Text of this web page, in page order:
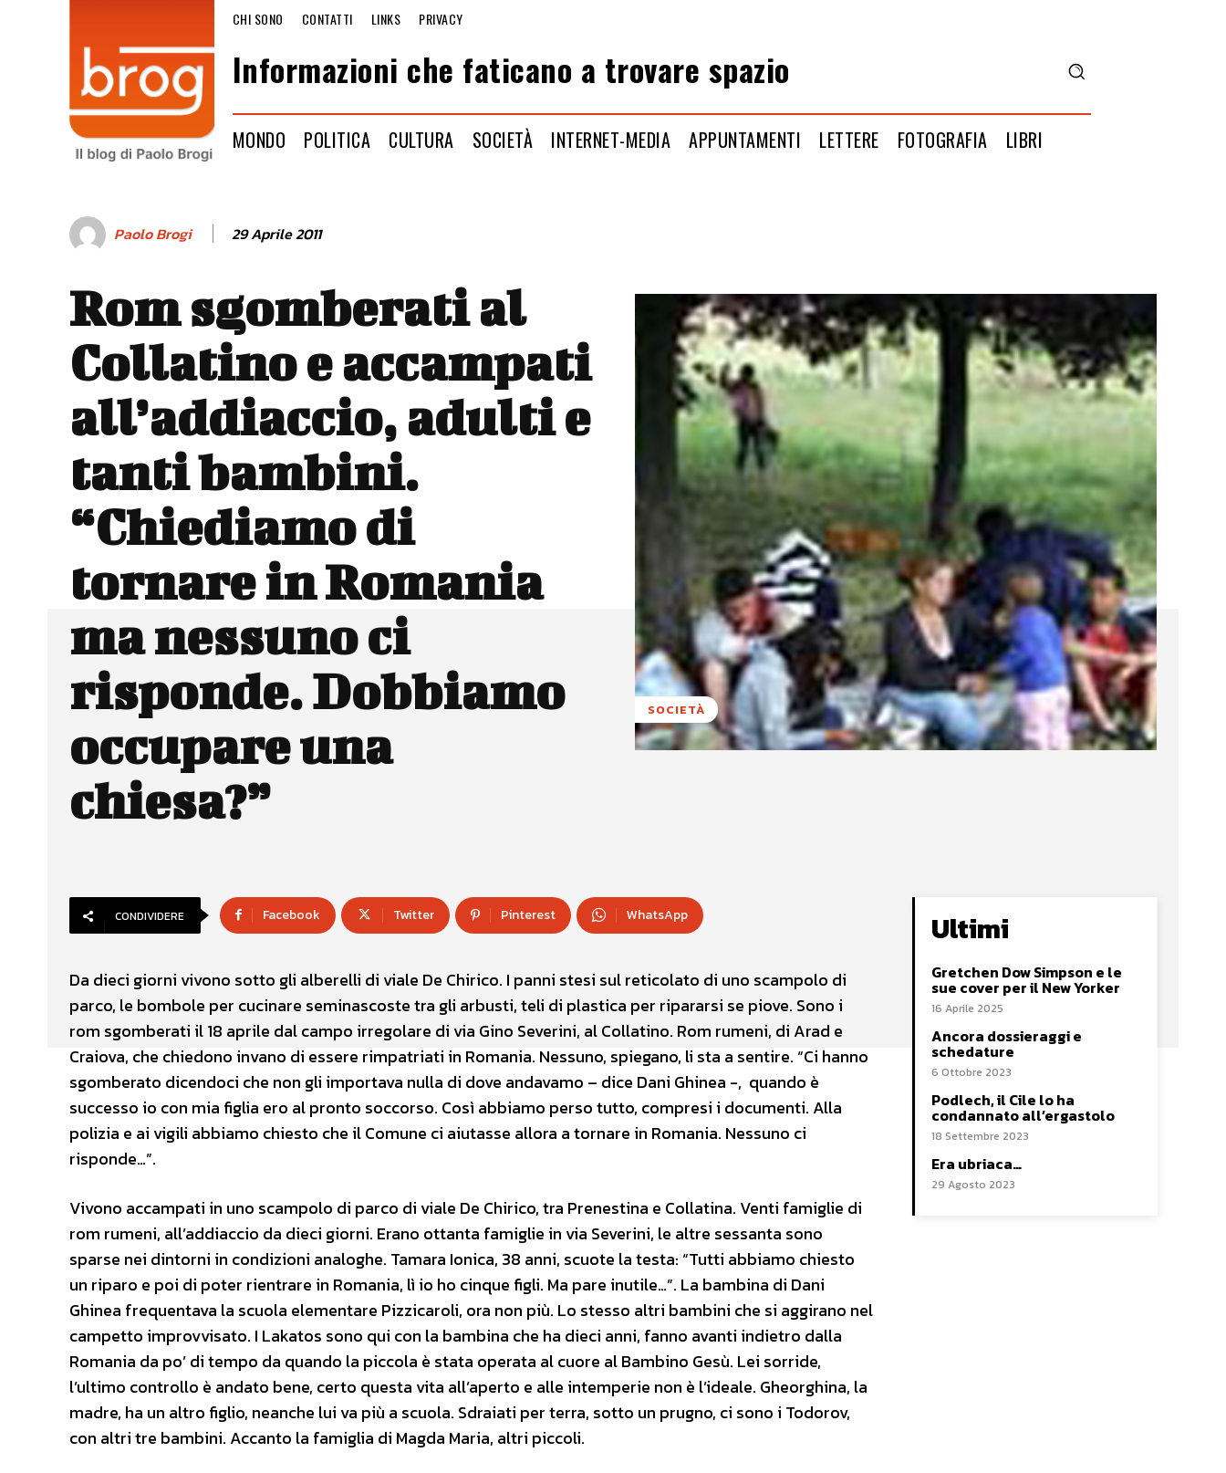
CHI SONO CONTATTI LINKS PRIVACY
Informazioni che faticano a trovare spazio
MONDO POLITICA CULTURA SOCIETÀ INTERNET-MEDIA APPUNTAMENTI LETTERE FOTOGRAFIA LIBRI
Paolo Brogi 29 Aprile 2011
Rom sgomberati al
Collatino e accampati
all’addiaccio, adulti e
tanti bambini.
“Chiediamo di
tornare in Romania
ma nessuno ci
risponde. Dobbiamo
occupare una
chiesa?”
SOCIETÀ
CONDIVIDERE Facebook Twitter Pinterest WhatsApp
Da dieci giorni vivono sotto gli alberelli di viale De Chirico. I panni stesi sul reticolato di uno scampolo di
parco, le bombole per cucinare seminascoste tra gli arbusti, teli di plastica per ripararsi se piove. Sono i
rom sgomberati il 18 aprile dal campo irregolare di via Gino Severini, al Collatino. Rom rumeni, di Arad e
Craiova, che chiedono invano di essere rimpatriati in Romania. Nessuno, spiegano, li sta a sentire. “Ci hanno
sgomberato dicendoci che non gli importava nulla di dove andavamo – dice Dani Ghinea -, quando è
successo io con mia figlia ero al pronto soccorso. Così abbiamo perso tutto, compresi i documenti. Alla
polizia e ai vigili abbiamo chiesto che il Comune ci aiutasse allora a tornare in Romania. Nessuno ci
risponde…”.
Vivono accampati in uno scampolo di parco di viale De Chirico, tra Prenestina e Collatina. Venti famiglie di
rom rumeni, all’addiaccio da dieci giorni. Erano ottanta famiglie in via Severini, le altre sessanta sono
sparse nei dintorni in condizioni analoghe. Tamara Ionica, 38 anni, scuote la testa: “Tutti abbiamo chiesto
un riparo e poi di poter rientrare in Romania, lì io ho cinque figli. Ma pare inutile…”. La bambina di Dani
Ghinea frequentava la scuola elementare Pizzicaroli, ora non più. Lo stesso altri bambini che si aggirano nel
campetto improvvisato. I Lakatos sono qui con la bambina che ha dieci anni, fanno avanti indietro dalla
Romania da po’ di tempo da quando la piccola è stata operata al cuore al Bambino Gesù. Lei sorride,
l’ultimo controllo è andato bene, certo questa vita all’aperto e alle intemperie non è l’ideale. Gheorghina, la
madre, ha un altro figlio, neanche lui va più a scuola. Sdraiati per terra, sotto un prugno, ci sono i Todorov,
con altri tre bambini. Accanto la famiglia di Magda Maria, altri piccoli.
Ultimi
Gretchen Dow Simpson e le
sue cover per il New Yorker
16 Aprile 2025
Ancora dossieraggi e
schedature
6 Ottobre 2023
Podlech, il Cile lo ha
condannato all’ergastolo
18 Settembre 2023
Era ubriaca…
29 Agosto 2023